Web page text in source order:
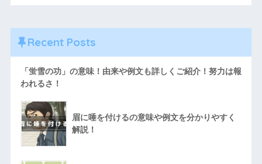
Recent Posts
「蛍雪の功」の意味！由来や例文も詳しくご紹介！努力は報
われるさ！
眉に唾を付けるの意味や例文を分かりやすく
解説！